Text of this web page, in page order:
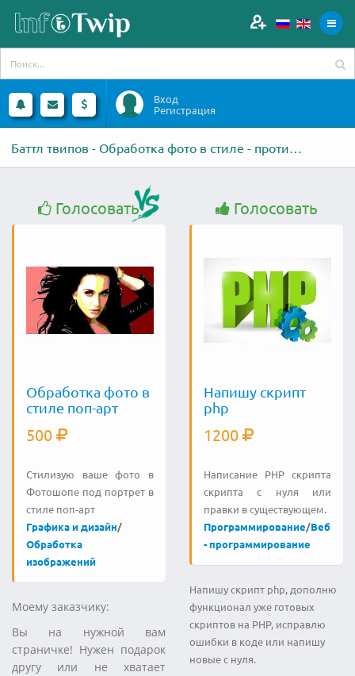
Вход
Регистрация
Баттл твипов - Обработка фото в стиле - против - Напишу скрипт php
Голосовать
Обработка фото в
стиле поп-арт
500
Стилизую ваше фото в
Фотошопе под портрет в
стиле поп-арт
Графика и дизайн/
Обработка
изображений
Моему заказчику:
Вы на нужной вам
страничке! Нужен подарок
другу или не хватает
Голосовать
Напишу скрипт
php
1200
Написание PHP скрипта
скрипта с нуля или
правки в существующем.
Программирование/Веб
- программирование
Напишу скрипт php, дополню
функционал уже готовых
скриптов на PHP, исправлю
ошибки в коде или напишу
новые с нуля.